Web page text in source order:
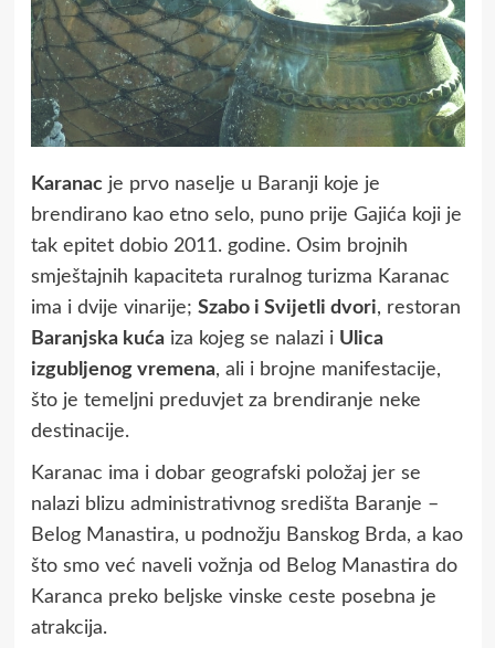
Karanacje prvo naselje u Baranji koje je
brendirano kao etno selo, puno prije Gajića koji je
tak epitet dobio 2011. godine. Osim brojnih
smještajnih kapaciteta ruralnog turizma Karanac
ima i dvije vinarije; Szabo i Svijetli dvori, restoran
Baranjska kućaiza kojeg se nalazi i Ulica
izgubljenog vremena, ali i brojne manifestacije,
što je temeljni preduvjet za brendiranje neke
destinacije.
Karanac ima i dobar geografski položaj jer se
nalazi blizu administrativnog središta Baranje –
Belog Manastira, u podnožju Banskog Brda, a kao
što smo već naveli vožnja od Belog Manastira do
Karanca preko beljske vinske ceste posebna je
atrakcija.